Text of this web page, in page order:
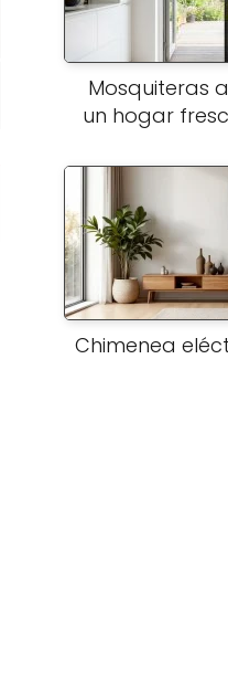
Mosquiteras
un hogar
Chimenea